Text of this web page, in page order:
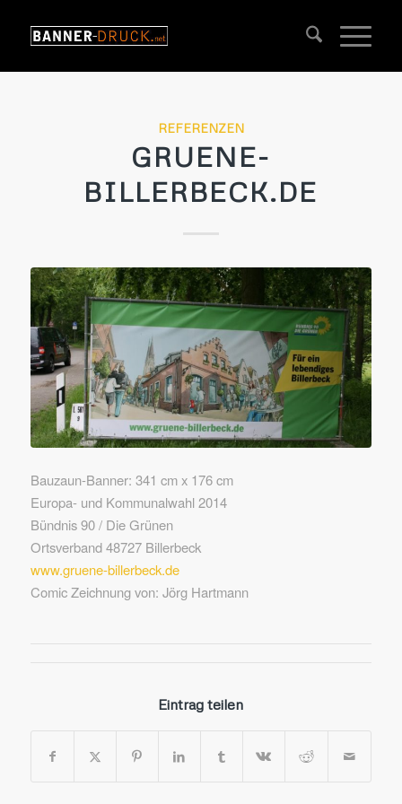
REFERENZEN
GRUENE-
BILLERBECK.DE
Bauzaun-Banner: 341 cm x 176 cm
Europa- und Kommunalwahl 2014
Bündnis 90 / Die Grünen
Ortsverband 48727 Billerbeck
www.gruene-billerbeck.de
Comic Zeichnung von: Jörg Hartmann
Eintrag teilen